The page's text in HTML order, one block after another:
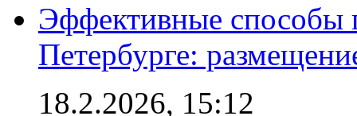
Эффективные способы
Петербурге:
18.2.2026, 15:12